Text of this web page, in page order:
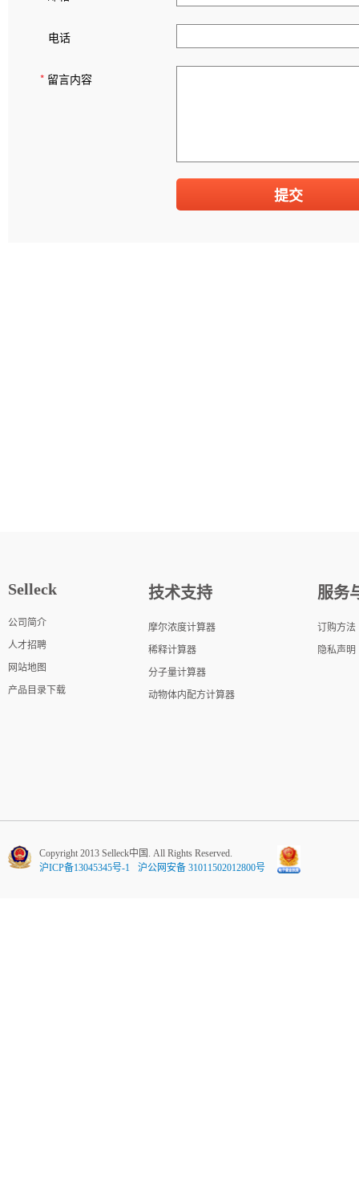
电话
* 留言内容
Selleck
公司简介
人才招聘
网站地图
产品目录下载
技术支持
摩尔浓度计算器
稀释计算器
分子量计算器
动物体内配方计算器
服务
订购方法
隐私声明
Copyright 2013 Selleck中国. All Rights Reserved.
沪ICP备13045345号-1
沪公网安备 31011502012800号